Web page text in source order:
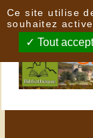
Ce site utilise
souhaitez
Tout